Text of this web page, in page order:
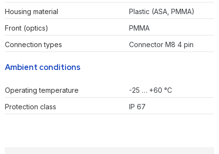
Housing material
Plastic (ASA, PMMA)
Front (optics)
PMMA
Connection types
Connector M8 4 pin
Ambient conditions
Operating temperature
-25 … +60 °C
Protection class
IP 67